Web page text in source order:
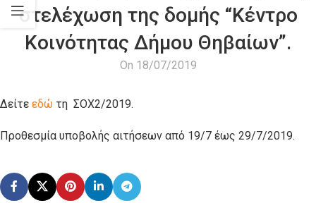
στελέχωση της δομής “Κέντρο
Κοινότητας Δήμου Θηβαίων”.
On 18/07/2019
Δείτε εδώ τη ΣΟΧ2/2019.
Προθεσμία υποβολής αιτήσεων από 19/7 έως 29/7/2019.